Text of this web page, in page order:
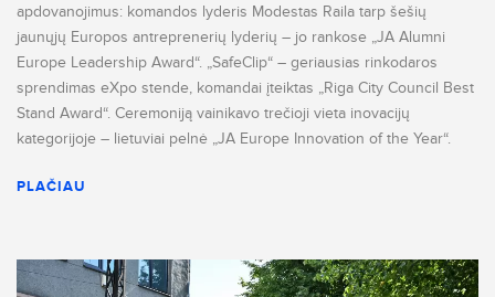
apdovanojimus: komandos lyderis Modestas Raila tarp šešių
jaunųjų Europos antreprenerių lyderių – jo rankose „JA Alumni
Europe Leadership Award“. „SafeClip“ – geriausias rinkodaros
sprendimas eXpo stende, komandai įteiktas „Riga City Council Best
Stand Award“. Ceremoniją vainikavo trečioji vieta inovacijų
kategorijoje – lietuviai pelnė „JA Europe Innovation of the Year“.
PLAČIAU